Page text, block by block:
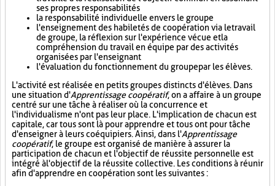
ses propres responsabilités
la responsabilité individuelle envers le groupe
l'enseignement des habiletés de coopération via le travail
de groupe, la réflexion sur l'expérience vécue et la
compréhension du travail en équipe par des activités
organisées par l'enseignant
l'évaluation du fonctionnement du groupe par les élèves.
L'activité est réalisée en petits groupes distincts d'élèves. Dans
une situation d'Apprentissage coopératif, on a affaire à un groupe
centré sur une tâche à réaliser où la concurrence et
l'individualisme n'ont pas leur place. L'implication de chacun est
capitale, car tous sont là pour apprendre et tous ont pour tâche
d'enseigner à leurs coéquipiers. Ainsi, dans l'Apprentissage
coopératif, le groupe est organisé de manière à assurer la
participation de chacun et l'objectif de réussite personnelle est
intégré à l'objectif de la réussite collective. Les conditions à réunir
afin d'apprendre en coopération sont les suivantes :